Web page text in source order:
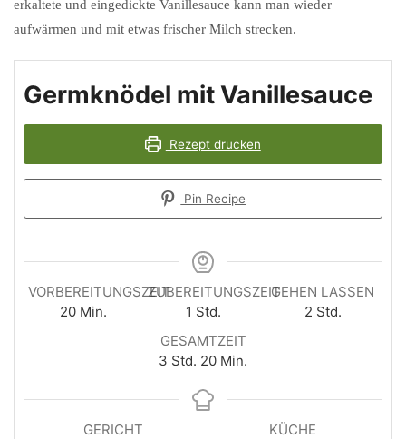
erkaltete und eingedickte Vanillesauce kann man wieder
aufwärmen und mit etwas frischer Milch strecken.
Germknödel mit Vanillesauce
Rezept drucken
Pin Recipe
VORBEREITUNGSZEIT
20Minuten
Min.
ZUBEREITUNGSZEIT
1 Stunde
Std.
GEHEN LASSEN
2Stunden
Std.
GESAMTZEIT
3 Stunden
Std. 20Minuten
Min.
GERICHT
KÜCHE